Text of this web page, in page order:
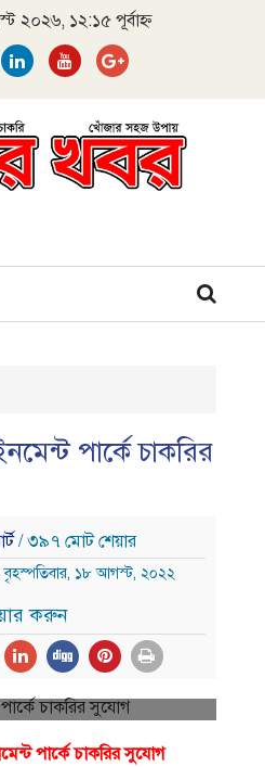
২০২৬, ১২:১৫ পূর্বাহ্ন
পার্কে চাকরির
/ ৩৯৭ মোট শেয়ার
বৃহস্পতিবার, ১৮ আগস্ট, ২০২২
করুন
পার্কে চাকরির সুযোগ